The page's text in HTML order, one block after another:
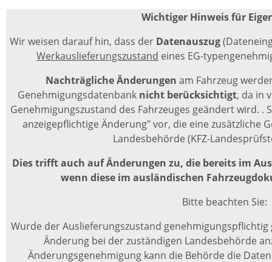
Wichtiger Hinweis für
Wir weisen darauf hin, dass der Datenauszug
Werkauslieferungszustand eines EG-
Nachträgliche Änderungen am Fahrzeug
Genehmigungsdatenbank nicht berücksichtigt, da in
Genehmigungszustand des Fahrzeuges geändert wird. .
anzeigepflichtige Änderung" vor, die eine zusätzliche
Landesbehörde (KFZ-
Dies trifft auch auf Änderungen zu, die bereits im
wenn diese im ausländischen
Bitte beachten Sie:
Wurde der Auslieferungszustand
Änderung bei der zuständigen Landesbehörde
Änderungsgenehmigung kann die Behörde die